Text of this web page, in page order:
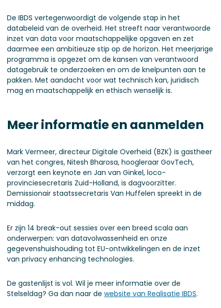
De IBDS vertegenwoordigt de volgende stap in het
databeleid van de overheid. Het streeft naar verantwoorde
inzet van data voor maatschappelijke opgaven en zet
daarmee een ambitieuze stip op de horizon. Het meerjarige
programma is opgezet om de kansen van verantwoord
datagebruik te onderzoeken en om de knelpunten aan te
pakken. Met aandacht voor wat technisch kan, juridisch
mag en maatschappelijk en ethisch wenselijk is.
Meer informatie en aanmelden
Mark Vermeer, directeur Digitale Overheid (BZK) is gastheer
van het congres, Nitesh Bharosa, hoogleraar GovTech,
verzorgt een keynote en Jan van Ginkel, loco-
provinciesecretaris Zuid-Holland, is dagvoorzitter.
Demissionair staatssecretaris Van Huffelen spreekt in de
middag.
Er zijn 14 break-out sessies over een breed scala aan
onderwerpen: van datavolwassenheid en onze
gegevenshuishouding tot EU-ontwikkelingen en de inzet
van privacy enhancing technologies.
De gastenlijst is vol. Wil je meer informatie over de
Stelseldag? Ga dan naar de website van Realisatie IBDS.